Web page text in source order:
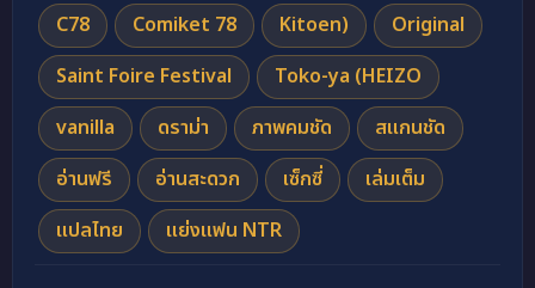
C78
Comiket 78 Kitoen)
Original
Saint Foire Festival
Toko-ya (HEIZO
vanilla
ดราม่า ภาพคมชัด
สแกนชัด
อ่านฟรี
อ่านสะดวก เซ็กซี่
เล่มเต็ม
แปลไทย
แย่งแฟน NTR